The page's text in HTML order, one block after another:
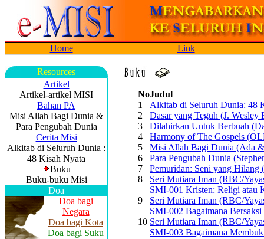
Home Link
Resources
Artikel
Artikel-artikel MISI
Bahan PA
Misi Allah Bagi Dunia &
Para Pengubah Dunia
Cerita Misi
Alkitab di Seluruh Dunia :
48 Kisah Nyata
Buku
Buku-buku Misi
Doa
Doa bagi
Negara
Doa bagi Kota
Doa bagi Suku
NoJudul
1
Alkitab di Seluruh Dunia: 48
2
Dasar yang Teguh (J. Wesley
3
Dilahirkan Untuk Berbuah
4
Harmony of The Gospels
5
Misi Allah Bagi Dunia (Ada
6
Para Pengubah Dunia
7
Pemuridan: Seni yang Hilang
8
Seri Mutiara Iman (RBC/
SMI-001 Kristen: Religi atau
9
Seri Mutiara Iman (RBC/
SMI-002 Bagaimana Bersaksi
10 Seri Mutiara Iman (RBC/
SMI-003 Bagaimana